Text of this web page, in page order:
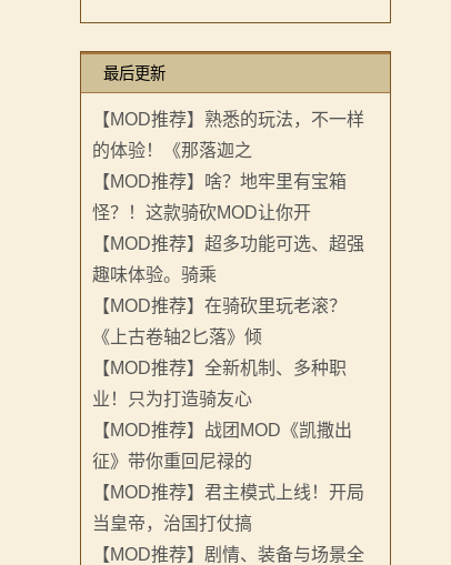
最后更新
【MOD推荐】熟悉的玩法，不一样
的体验！《那落迦之
【MOD推荐】啥？地牢里有宝箱
怪？！这款骑砍MOD让你开
【MOD推荐】超多功能可选、超强
趣味体验。骑乘
【MOD推荐】在骑砍里玩老滚？
《上古卷轴2匕落》倾
【MOD推荐】全新机制、多种职
业！只为打造骑友心
【MOD推荐】战团MOD《凯撒出
征》带你重回尼禄的
【MOD推荐】君主模式上线！开局
当皇帝，治国打仗搞
【MOD推荐】剧情、装备与场景全